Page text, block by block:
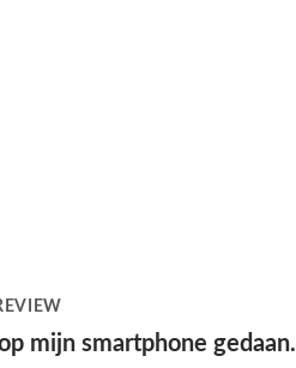
een leuke verpakking,